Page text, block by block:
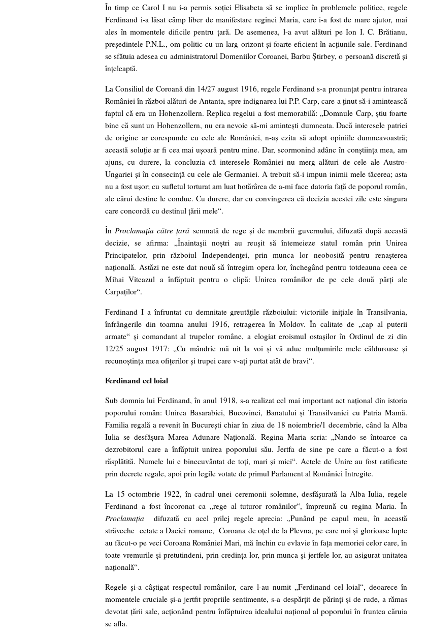
În timp ce Carol I nu i-a permis soţiei Elisabeta să se implice în problemele politice, regele
Ferdinand i-a lăsat câmp liber de manifestare reginei Maria, care i-a fost de mare ajutor, mai
ales în momentele dificile pentru ţară. De asemenea, l-a avut alături pe Ion I. C. Brătianu,
preşedintele P.N.L., om politic cu un larg orizont şi foarte eficient în acţiunile sale. Ferdinand
se sfătuia adesea cu administratorul Domeniilor Coroanei, Barbu Ştirbey, o persoană discretă şi
înţeleaptă.
La Consiliul de Coroană din 14/27 august 1916, regele Ferdinand s-a pronunţat pentru intrarea
României în război alături de Antanta, spre indignarea lui P.P. Carp, care a ţinut să-i amintească
faptul că era un Hohenzollern. Replica regelui a fost memorabilă: „Domnule Carp, ştiu foarte
bine că sunt un Hohenzollern, nu era nevoie să-mi aminteşti dumneata. Dacă interesele patriei
de origine ar corespunde cu cele ale României, n-aş ezita să adopt opiniile dumneavoastră;
această soluţie ar fi cea mai uşoară pentru mine. Dar, scormonind adânc în conştiinţa mea, am
ajuns, cu durere, la concluzia că interesele României nu merg alături de cele ale Austro-
Ungariei şi în consecinţă cu cele ale Germaniei. A trebuit să-i impun inimii mele tăcerea; asta
nu a fost uşor; cu sufletul torturat am luat hotărârea de a-mi face datoria faţă de poporul român,
ale cărui destine le conduc. Cu durere, dar cu convingerea că decizia acestei zile este singura
care concordă cu destinul ţării mele“.
ÎnProclamaţia către ţară semnată de rege şi de membrii guvernului, difuzată după această
decizie, se afirma: „Înaintaşii noştri au reuşit să întemeieze statul român prin Unirea
Principatelor, prin războiul Independenţei, prin munca lor neobosită pentru renaşterea
naţională. Astăzi ne este dat nouă să întregim opera lor, închegând pentru totdeauna ceea ce
Mihai Viteazul a înfăptuit pentru o clipă: Unirea românilor de pe cele două părţi ale
Carpaţilor“.
Ferdinand I a înfruntat cu demnitate greutățile războiului: victoriile iniţiale în Transilvania,
înfrângerile din toamna anului 1916, retragerea în Moldov. În calitate de „cap al puterii
armate“ şi comandant al trupelor române, a elogiat eroismul ostaşilor în Ordinul de zi din
12/25 august 1917: „Cu mândrie mă uit la voi şi vă aduc mulţumirile mele călduroase şi
recunoştinţa mea ofiţerilor şi trupei care v-aţi purtat atât de bravi“.
Ferdinand cel loial
Sub domnia lui Ferdinand, în anul 1918, s-a realizat cel mai important act naţional din istoria
poporului român: Unirea Basarabiei, Bucovinei, Banatului şi Transilvaniei cu Patria Mamă.
Familia regală a revenit în Bucureşti chiar în ziua de 18 noiembrie/1 decembrie, când la Alba
Iulia se desfăşura Marea Adunare Naţională. Regina Maria scria: „Nando se întoarce ca
dezrobitorul care a înfăptuit unirea poporului său. Jertfa de sine pe care a făcut-o a fost
răsplătită. Numele lui e binecuvântat de toţi, mari şi mici“. Actele de Unire au fost ratificate
prin decrete regale, apoi prin legile votate de primul Parlament al României Întregite.
La 15 octombrie 1922, în cadrul unei ceremonii solemne, desfăşurată la Alba Iulia, regele
Ferdinand a fost încoronat ca „rege al tuturor românilor“, împreună cu regina Maria. În
Proclamaţia
difuzată cu acel prilej regele aprecia: „Punând pe capul meu, în această
străveche cetate a Daciei romane, Coroana de oţel de la Plevna, pe care noi şi glorioase lupte
au făcut-o pe veci Coroana României Mari, mă închin cu evlavie în faţa memoriei celor care, în
toate vremurile şi pretutindeni, prin credinţa lor, prin munca şi jertfele lor, au asigurat unitatea
naţională“.
Regele şi-a câştigat respectul românilor, care l-au numit „Ferdinand cel loial“, deoarece în
momentele cruciale şi-a jertfit propriile sentimente, s-a despărţit de părinţi şi de rude, a rămas
devotat ţării sale, acţionând pentru înfăptuirea idealului naţional al poporului în fruntea căruia
se afla.